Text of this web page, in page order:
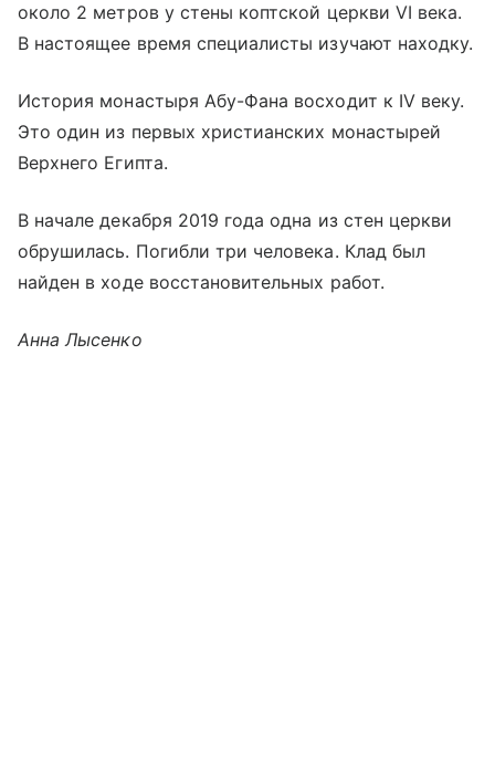
около 2 метров у стены коптской церкви VІ века.
В настоящее время специалисты изучают находку.
История монастыря Абу-Фана восходит к IV веку.
Это один из первых христианских монастырей
Верхнего Египта.
В начале декабря 2019 года одна из стен церкви
обрушилась. Погибли три человека. Клад был
найден в ходе восстановительных работ.
Анна Лысенко